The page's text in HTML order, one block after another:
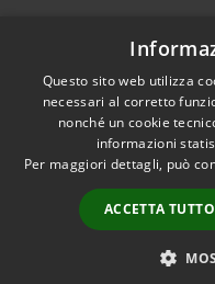
RSS
Accessibilità
Cookie
Mappa del sito
Numeri utili
Questo sito web utilizza
necessari al corretto
nonché un cookie
informazioni
Per maggiori dettagli, può
ACCETTA TUTTO